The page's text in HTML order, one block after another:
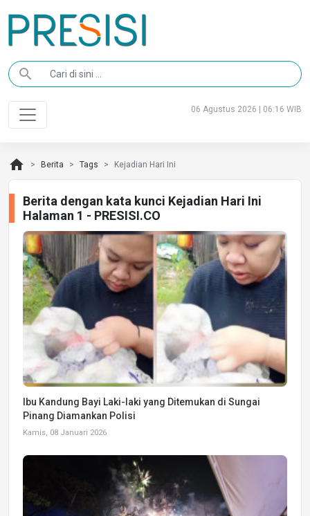
search
06 Agustus 2026 | 06:16 WIB
home Berita Tags Kejadian Hari Ini
Berita dengan kata kunci Kejadian Hari Ini
Halaman 1 - PRESISI.CO
Ibu Kandung Bayi Laki-laki yang Ditemukan di Sungai
Pinang Diamankan Polisi
Kamis, 08 Januari 2026